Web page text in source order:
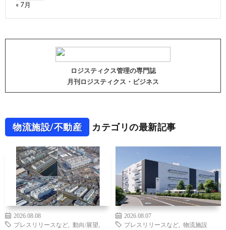
« 7月
ロジスティクス管理の専門誌
月刊ロジスティクス・ビジネス
物流施設/不動産 カテゴリの最新記事
2026.08.08
プレスリリースなど
動向/展望
2026.08.07
プレスリリースなど
物流施設